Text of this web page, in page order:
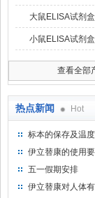
大鼠ELISA试剂盒
小鼠ELISA试剂盒
查看全部
热点新闻 Hot
标本的保存及温度
伊立替康的使用
五一假期安排
伊立替康对人体